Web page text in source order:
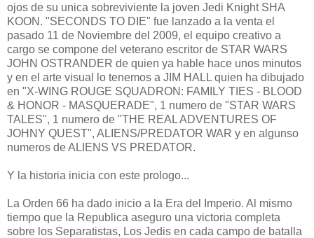
ojos de su unica sobreviviente la joven Jedi Knight SHA
KOON. "SECONDS TO DIE" fue lanzado a la venta el
pasado 11 de Noviembre del 2009, el equipo creativo a
cargo se compone del veterano escritor de STAR WARS
JOHN OSTRANDER de quien ya hable hace unos minutos
y en el arte visual lo tenemos a JIM HALL quien ha dibujado
en "X-WING ROUGE SQUADRON: FAMILY TIES - BLOOD
& HONOR - MASQUERADE", 1 numero de "STAR WARS
TALES", 1 numero de "THE REAL ADVENTURES OF
JOHNY QUEST", ALIENS/PREDATOR WAR y en algunso
numeros de ALIENS VS PREDATOR.
Y la historia inicia con este prologo...
La Orden 66 ha dado inicio a la Era del Imperio. Al mismo
tiempo que la Republica aseguro una victoria completa
sobre los Separatistas, Los Jedis en cada campo de batalla